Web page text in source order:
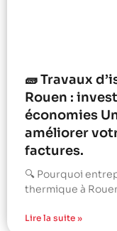
🧱 Travaux
Rouen :
économies
améliorer
factures.
🔍 Pourquoi
thermique à
Lire la suite »